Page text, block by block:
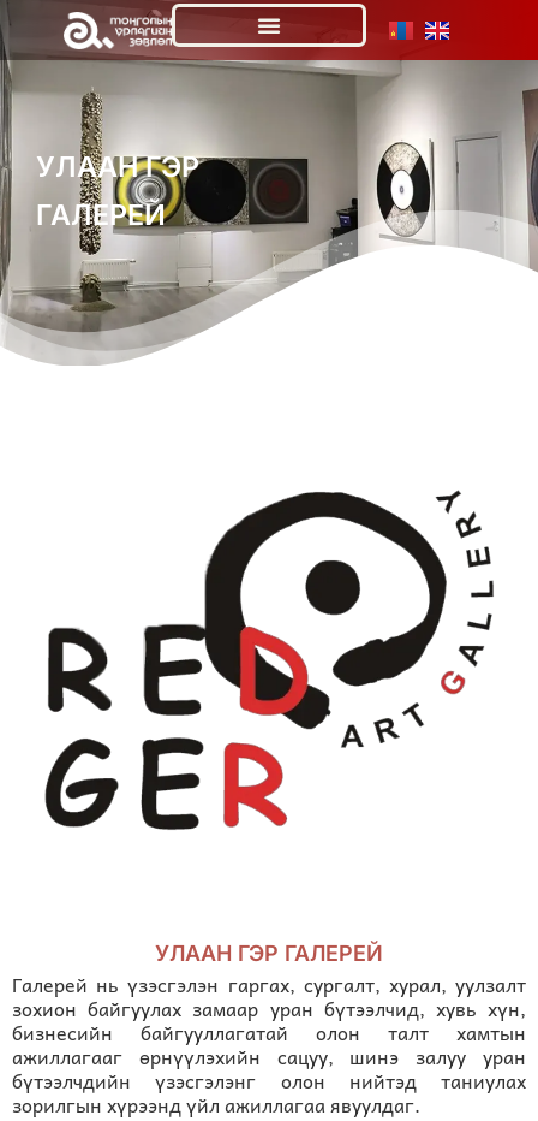
УЛААН ГЭР
ГАЛЕРЕЙ
УЛААН ГЭР ГАЛЕРЕЙ
Галерей нь үзэсгэлэн гаргах, сургалт, хурал, уулзалт
зохион байгуулах замаар уран бүтээлчид, хувь хүн,
бизнесийн байгууллагатай олон талт хамтын
ажиллагааг өрнүүлэхийн сацуу, шинэ залуу уран
бүтээлчдийн үзэсгэлэнг олон нийтэд таниулах
зорилгын хүрээнд үйл ажиллагаа явуулдаг.